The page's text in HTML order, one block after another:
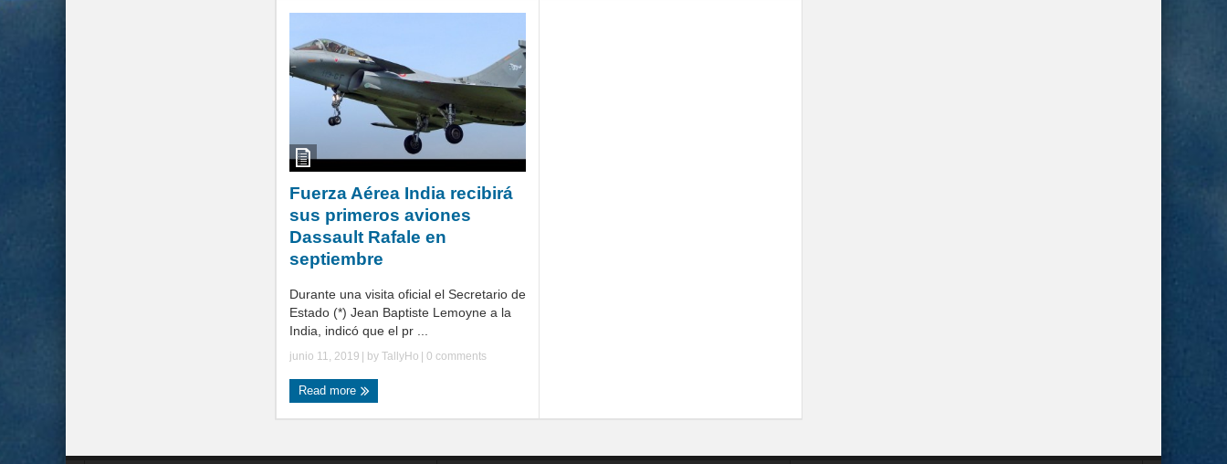
Fuerza Aérea India recibirá
sus primeros aviones
Dassault Rafale en
septiembre
Durante una visita oficial el Secretario de
Estado (*) Jean Baptiste Lemoyne a la
India, indicó que el pr ...
junio 11, 2019 | by TallyHo 0 comments
Read more